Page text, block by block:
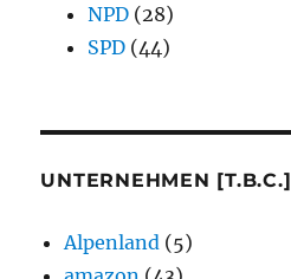
NPD (28)
SPD (44)
UNTERNEHMEN [T.B.C.]
Alpenland (5)